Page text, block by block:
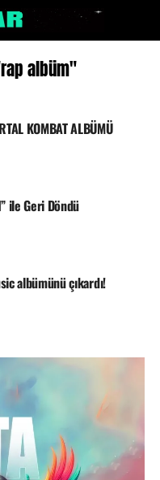
albüm"
KOMBAT ALBÜMÜ
ile Geri Döndü
albümünü çıkardı!